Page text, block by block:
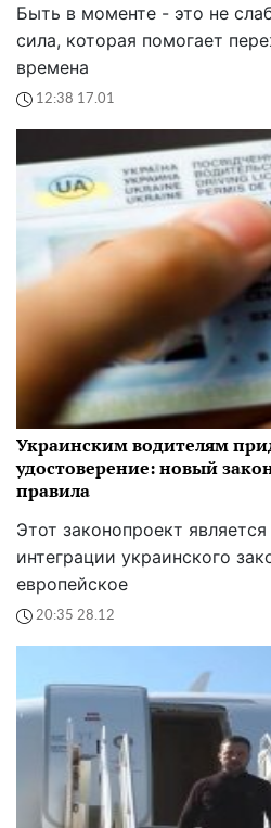
Быть в моменте - это не
сила, которая помогает
времена
12:38 17.01
Украинским водителям
удостоверение: новый
правила
Этот законопроект
интеграции украинского
европейское
20:35 28.12